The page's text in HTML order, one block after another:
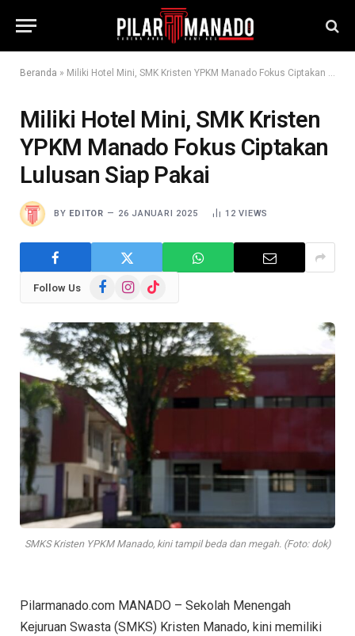
Beranda » Miliki Hotel Mini, SMK Kristen YPKM Manado Fokus Ciptakan Lulusan Siap Pakai
Miliki Hotel Mini, SMK Kristen
YPKM Manado Fokus Ciptakan
Lulusan Siap Pakai
BY EDITOR 26 JANUARI 2025 12VIEWS
Follow Us FacebookInstagram
TikTok
SMKS Kristen YPKM Manado, kini tampil beda dan megah. (Foto: dok)
Pilarmanado.com MANADO – Sekolah Menengah
Kejuruan Swasta (SMKS) Kristen Manado, kini memiliki